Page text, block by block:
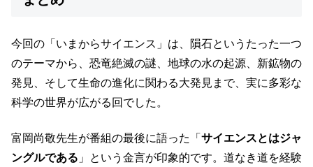
今回の「いまからサイエンス」は、隕石というたった一つ
のテーマから、恐竜絶滅の謎、地球の水の起源、新鉱物の
発見、そして生命の進化に関わる大発見まで、実に多彩な
科学の世界が広がる回でした。
富岡尚敬先生が番組の最後に語った「 サイエンスとはジャ
ングルである 」という金言が印象的です。道なき道を経験